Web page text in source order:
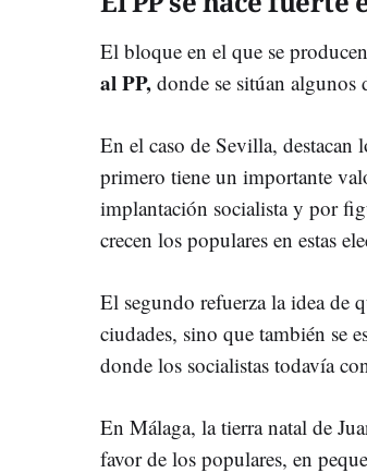
El bloque en el que se
al PP, donde se sitúan
En el caso de Sevilla, destacan
primero tiene un importante
implantación socialista y por
crecen los populares en estas
El segundo refuerza la idea de
ciudades, sino que también se
donde los socialistas todavía
En Málaga, la tierra natal de
favor de los populares, en